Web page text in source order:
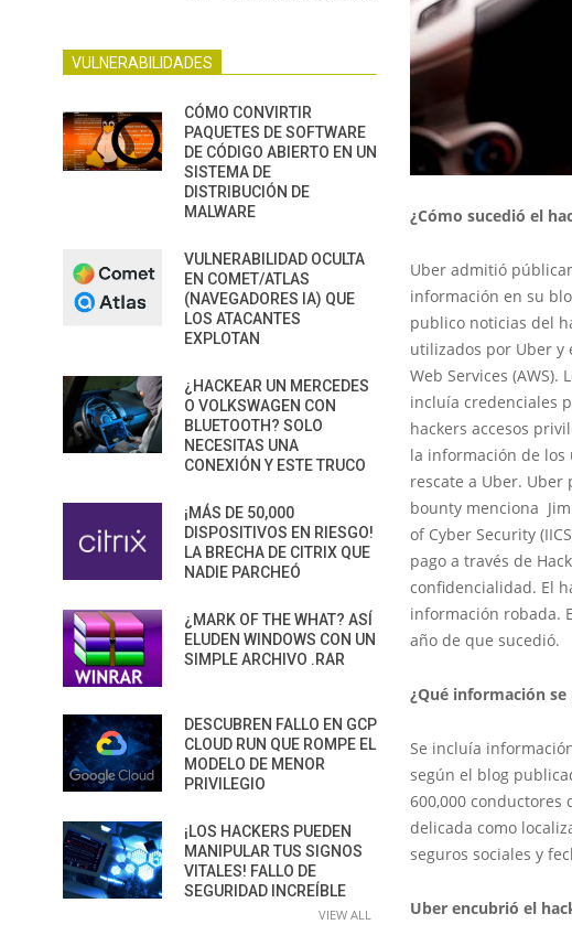
¿Cómo sucedió el
Uber admitió
información en su
publico noticias del
utilizados por Uber y
Web Services
incluía credenciales
hackers accesos
la información de los
rescate a Uber. Uber
bounty menciona
of Cyber Security
pago a través de
confidencialidad. El
información robada.
año de que sucedió.
¿Qué información
Se incluía
según el blog
600,000 conductores
delicada como
seguros sociales y
Uber encubrió el
VULNERABILIDADES
CÓMO CONVIRTIR
PAQUETES DE SOFTWARE
DE CÓDIGO ABIERTO EN UN
SISTEMA DE
DISTRIBUCIÓN DE
MALWARE
VULNERABILIDAD OCULTA
EN COMET/ATLAS
(NAVEGADORES IA) QUE
LOS ATACANTES
EXPLOTAN
¿HACKEAR UN MERCEDES
O VOLKSWAGEN CON
BLUETOOTH? SOLO
NECESITAS UNA
CONEXIÓN Y ESTE TRUCO
¡MÁS DE 50,000
DISPOSITIVOS EN RIESGO!
LA BRECHA DE CITRIX QUE
NADIE PARCHEÓ
¿MARK OF THE WHAT? ASÍ
ELUDEN WINDOWS CON UN
SIMPLE ARCHIVO .RAR
DESCUBREN FALLO EN GCP
CLOUD RUN QUE ROMPE EL
MODELO DE MENOR
PRIVILEGIO
¡LOS HACKERS PUEDEN
MANIPULAR TUS SIGNOS
VITALES! FALLO DE
SEGURIDAD INCREÍBLE
VIEW ALL